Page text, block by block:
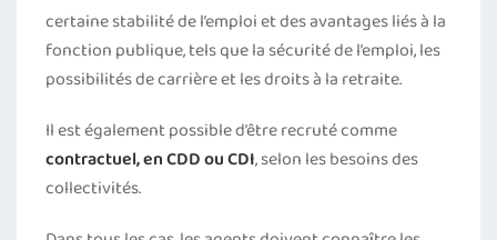
certaine stabilité de l’emploi et des avantages liés à la
fonction publique, tels que la sécurité de l’emploi, les
possibilités de carrière et les droits à la retraite.
Il est également possible d’être recruté comme
contractuel, en CDD ou CDI, selon les besoins des
collectivités.